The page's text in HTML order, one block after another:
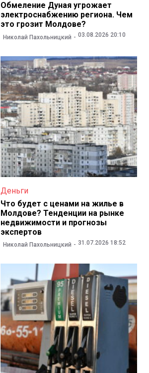
Обмеление Дуная угрожает
электроснабжению региона. Чем
это грозит Молдове?
Николай Пахольницкий 03.08.2026 20:10
Деньги
Что будет с ценами на жилье в
Молдове? Тенденции на рынке
недвижимости и прогнозы
экспертов
Николай Пахольницкий 31.07.2026 18:52